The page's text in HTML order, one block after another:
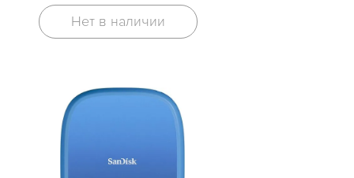
Нет в наличии